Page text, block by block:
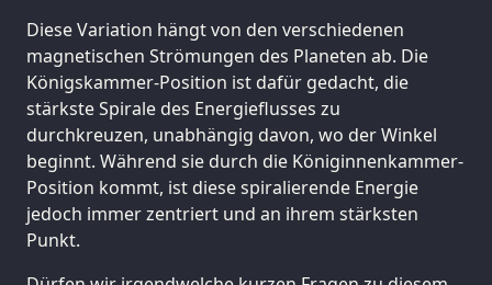
Diese Variation hängt von den verschiedenen
magnetischen Strömungen des Planeten ab. Die
Königskammer-Position ist dafür gedacht, die
stärkste Spirale des Energieflusses zu
durchkreuzen, unabhängig davon, wo der Winkel
beginnt. Während sie durch die Königinnenkammer-
Position kommt, ist diese spiralierende Energie
jedoch immer zentriert und an ihrem stärksten
Punkt.